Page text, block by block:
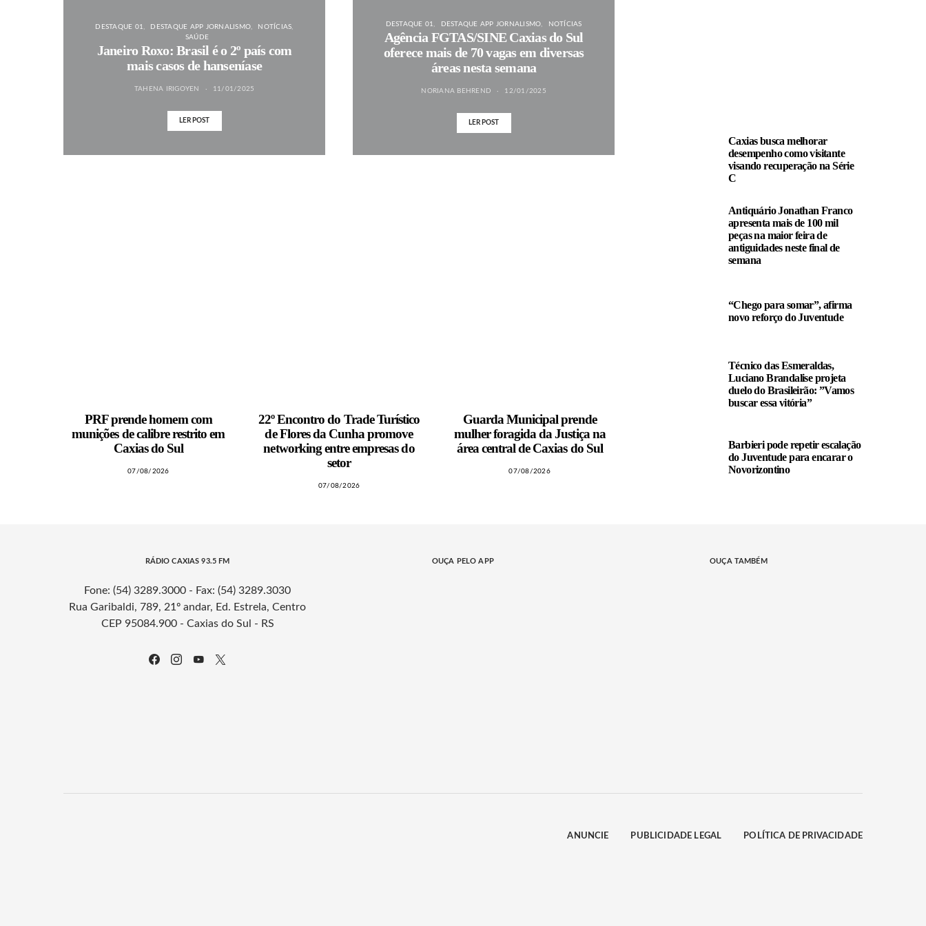
DESTAQUE 01 DESTAQUE APP JORNALISMO
NOTÍCIAS
SAÚDE
Janeiro Roxo: Brasil é o 2º país com
mais casos de hanseníase
TAHENA IRIGOYEN 11/01/2025
LER POST
DESTAQUE 01 DESTAQUE APP JORNALISMO NOTÍCIAS
Agência FGTAS/SINE Caxias do Sul
oferece mais de 70 vagas em diversas
áreas nesta semana
NORIANA BEHREND 12/01/2025
LER POST
PRF prende homem com
munições de calibre restrito em
Caxias do Sul
07/08/2026
22º Encontro do Trade Turístico
de Flores da Cunha promove
networking entre empresas do
setor
07/08/2026
Guarda Municipal prende
mulher foragida da Justiça na
área central de Caxias do Sul
07/08/2026
Caxias busca melhorar
desempenho como visitante
visando recuperação na Série
C
Antiquário Jonathan Franco
apresenta mais de 100 mil
peças na maior feira de
antiguidades neste final de
semana
“Chego para somar”, afirma
novo reforço do Juventude
Técnico das Esmeraldas,
Luciano Brandalise projeta
duelo do Brasileirão: ”Vamos
buscar essa vitória”
Barbieri pode repetir escalação
do Juventude para encarar o
Novorizontino
RÁDIO CAXIAS 93.5 FM
Fone: (54) 3289.3000 - Fax: (54) 3289.3030
Rua Garibaldi, 789, 21º andar, Ed. Estrela, Centro
CEP 95084.900 - Caxias do Sul - RS
OUÇA PELO APP OUÇA TAMBÉM
ANUNCIE PUBLICIDADE LEGAL POLÍTICA DE PRIVACIDADE